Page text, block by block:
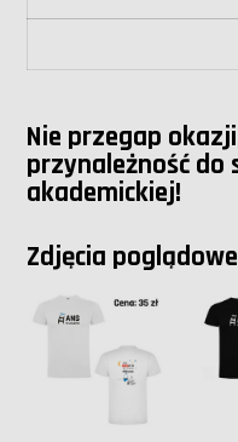
Nie przegap
przynależność do
akademickiej!
Zdjęcia